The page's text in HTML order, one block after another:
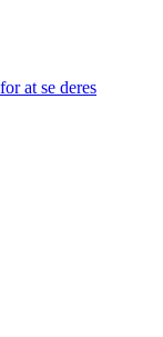
at se deres